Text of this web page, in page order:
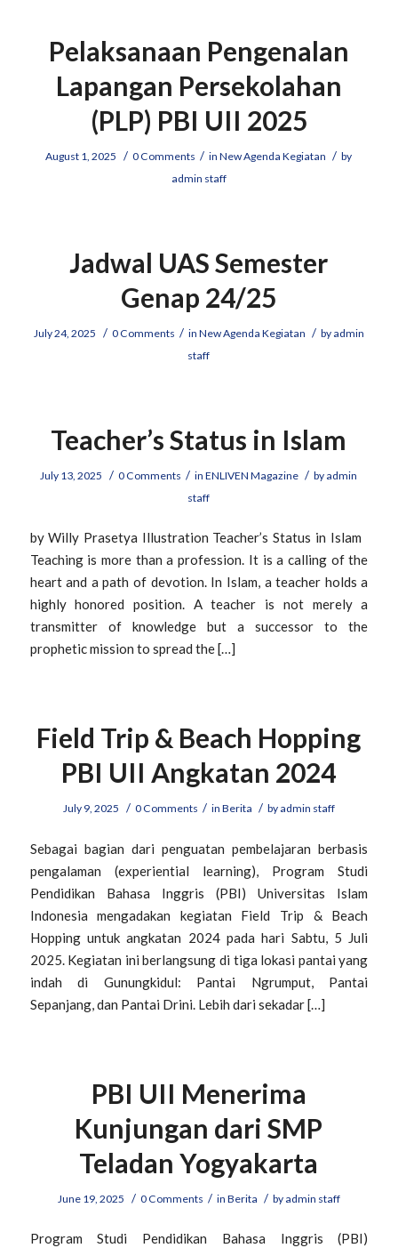
Pelaksanaan Pengenalan
Lapangan Persekolahan
(PLP) PBI UII 2025
August 1, 2025 / 0 Comments / inNew Agenda Kegiatan / by
admin staff
Jadwal UAS Semester
Genap 24/25
July 24, 2025 / 0 Comments / in New Agenda Kegiatan / by admin
staff
Teacher’s Status in Islam
July 13, 2025 / 0 Comments / inENLIVEN Magazine / by admin
staff
by Willy Prasetya Illustration Teacher’s Status in Islam
Teaching is more than a profession. It is a calling of the
heart and a path of devotion. In Islam, a teacher holds a
highly honored position. A teacher is not merely a
transmitter of knowledge but a successor to the
prophetic mission to spread the […]
Field Trip & Beach Hopping
PBI UII Angkatan 2024
July 9, 2025 / 0 Comments / in Berita / by admin staff
Sebagai bagian dari penguatan pembelajaran berbasis
pengalaman (experiential learning), Program Studi
Pendidikan Bahasa Inggris (PBI) Universitas Islam
Indonesia mengadakan kegiatan Field Trip & Beach
Hopping untuk angkatan 2024 pada hari Sabtu, 5 Juli
2025. Kegiatan ini berlangsung di tiga lokasi pantai yang
indah di Gunungkidul: Pantai Ngrumput, Pantai
Sepanjang, dan Pantai Drini. Lebih dari sekadar […]
PBI UII Menerima
Kunjungan dari SMP
Teladan Yogyakarta
June 19, 2025 / 0 Comments / in Berita / by admin staff
Program Studi Pendidikan Bahasa Inggris (PBI)